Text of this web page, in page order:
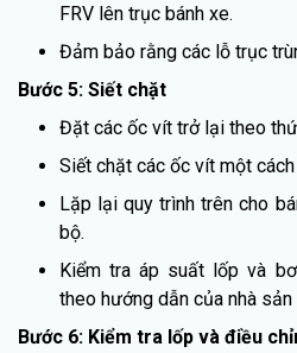
FRV lên trục bánh xe.
Đảm bảo rằng các lỗ trục
Bước 5: Siết chặt
Đặt các ốc vít trở lại theo
Siết chặt các ốc vít một cách
Lặp lại quy trình trên cho
bộ.
Kiểm tra áp suất lốp và
theo hướng dẫn của nhà sản
Bước 6: Kiểm tra lốp và điều